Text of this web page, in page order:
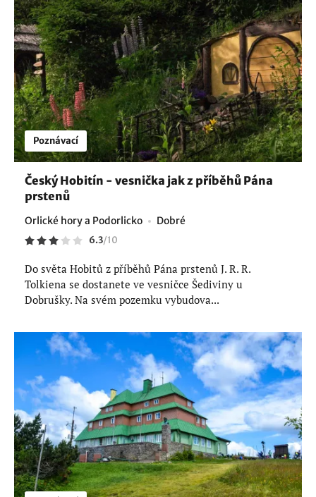
Poznávací
Český Hobitín - vesnička jak z příběhů Pána
prstenů
Orlické hory a Podorlicko Dobré
6.3/10
Do světa Hobitů z příběhů Pána prstenů J. R. R.
Tolkiena se dostanete ve vesničce Šediviny u
Dobrušky. Na svém pozemku vybudova...